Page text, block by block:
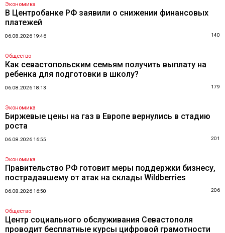
Экономика
В Центробанке РФ заявили о снижении финансовых
платежей
06.08.2026 19:46 140
Общество
Как севастопольским семьям получить выплату на
ребенка для подготовки в школу?
06.08.2026 18:13 179
Экономика
Биржевые цены на газ в Европе вернулись в стадию
роста
06.08.2026 16:55 201
Экономика
Правительство РФ готовит меры поддержки бизнесу,
пострадавшему от атак на склады Wildberries
06.08.2026 16:50 206
Общество
Центр социального обслуживания Севастополя
проводит бесплатные курсы цифровой грамотности